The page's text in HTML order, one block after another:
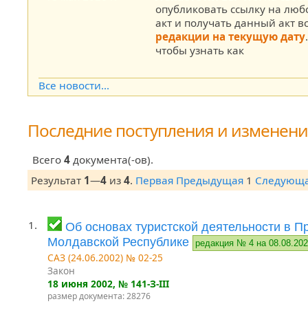
опубликовать ссылку на
акт и получать данный акт
редакции на текущую дату
чтобы узнать как
Все новости...
Последние поступления и
Всего 4документа(-ов).
Результат 1—4 из 4. Первая Предыдущая 1
1.
Об основах туристской деятельности в
Молдавской Республике
редакция № 4 на
САЗ (24.06.2002) № 02-25
Закон
18 июня 2002, № 141-З-III
размер документа: 28276